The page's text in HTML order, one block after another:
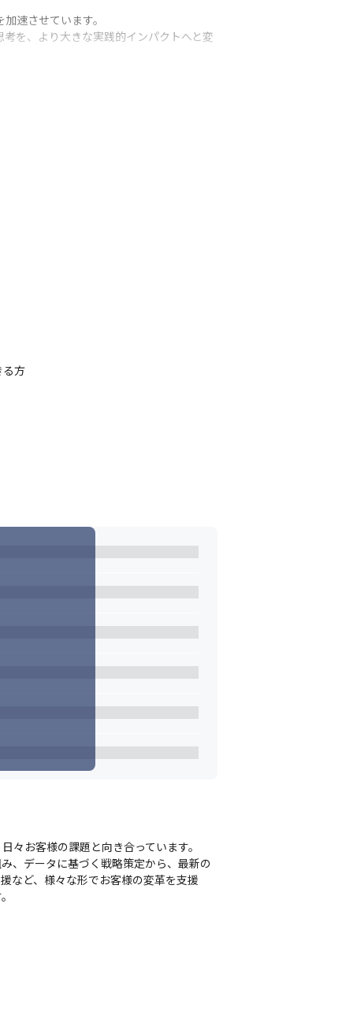
速させています。
を、より大きな実践的インパクトへと変
す。
ャリスト集団です。
画していただきます。
ます。データを活用したお客様の企業変
立案支援〜実施策運用まで一貫した支援
AIソリューションの実装/定着までを一気
化を実現
る方
方
々お客様の課題と向き合っています。
、データに基づく戦略策定から、最新の
など、様々な形でお客様の変革を支援